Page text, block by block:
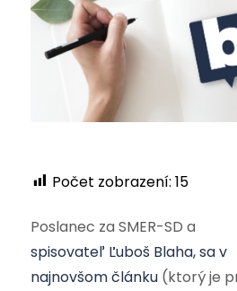
Počet zobrazení: 15
Poslanec za SMER-SD a
spisovateľ Ľuboš Blaha, sa v
najnovšom článku(ktorý je